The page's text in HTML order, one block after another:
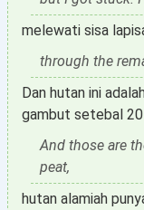
melewati sisa
through the
Dan hutan ini
gambut setebal
And those are
peat,
hutan alamiah